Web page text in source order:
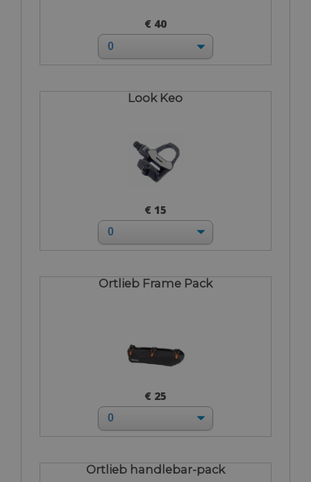
€ 40
Look Keo
€ 15
Ortlieb Frame Pack
€ 25
Ortlieb handlebar-pack